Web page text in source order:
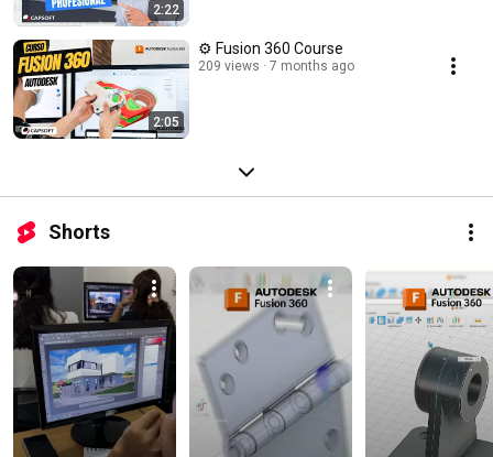
2:22
2:05
⚙️ Fusion 360 Course
209 views 7 months ago
Shorts